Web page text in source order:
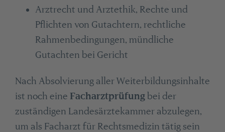
Arztrecht und Arztethik, Rechte und
Pflichten von Gutachtern, rechtliche
Rahmenbedingungen, mündliche
Gutachten bei Gericht
Nach Absolvierung aller Weiterbildungsinhalte
ist noch eine Facharztprüfungbei der
zuständigen Landesärztekammer abzulegen,
um als Facharzt für Rechtsmedizin tätig sein